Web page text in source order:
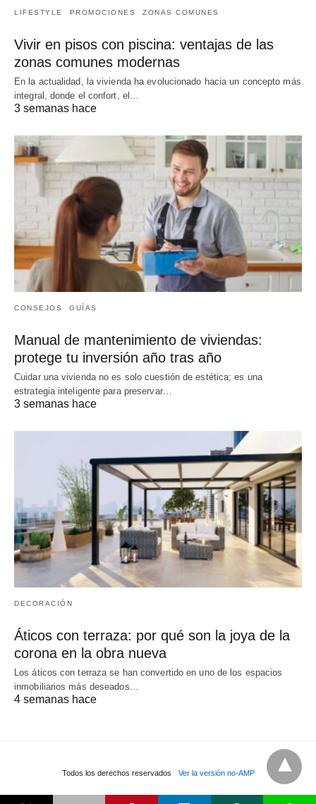
LIFESTYLE PROMOCIONES ZONAS COMUNES
Vivir en pisos con piscina: ventajas de las
zonas comunes modernas
En la actualidad, la vivienda ha evolucionado hacia un concepto más
integral, donde el confort, el…
3 semanas hace
CONSEJOS GUÍAS
Manual de mantenimiento de viviendas:
protege tu inversión año tras año
Cuidar una vivienda no es solo cuestión de estética; es una
estrategia inteligente para preservar…
3 semanas hace
DECORACIÓN
Áticos con terraza: por qué son la joya de la
corona en la obra nueva
Los áticos con terraza se han convertido en uno de los espacios
inmobiliarios más deseados…
4 semanas hace
Todos los derechos reservados Ver la versión no-AMP